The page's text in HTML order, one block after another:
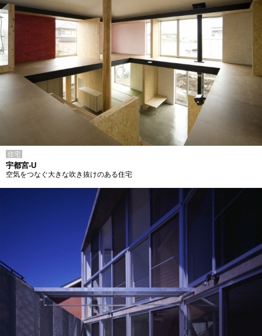
住宅
宇都宮-U
空気をつなぐ大きな吹き抜けのある住宅